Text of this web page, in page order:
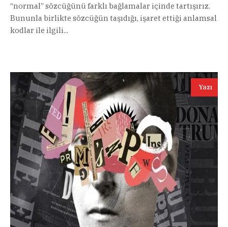
“normal” sözcüğünü farklı bağlamalar içinde tartışırız.
Bununla birlikte sözcüğün taşıdığı, işaret ettiği anlamsal
kodlar ile ilgili...
Yazı